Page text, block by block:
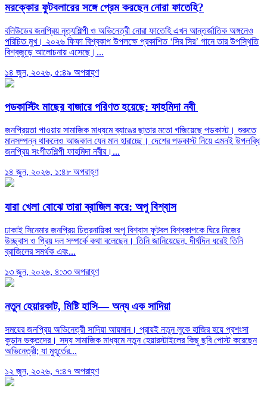
মরক্কোর ফুটবলারের সঙ্গে প্রেম করছেন নোরা ফাতেহি?
বলিউডের জনপ্রিয় নৃত্যশিল্পী ও অভিনেত্রী নোরা ফাতেহি এখন আন্তর্জাতিক অঙ্গনেও
পরিচিত মুখ। ২০২৬ ফিফা বিশ্বকাপ উপলক্ষে প্রকাশিত ‘সির সির’ গানে তার উপস্থিতি
বিশ্বজুড়ে আলোচনায় এসেছে।...
১৪ জুন, ২০২৬, ৫:৪৯ অপরাহ্ণ
পডকাস্টিং মাছের বাজারে পরিণত হয়েছে: ফাহমিদা নবী
জনপ্রিয়তা পাওয়ায় সামাজিক মাধ্যমে ব্যাঙের ছাতার মতো গজিয়েছে পডকাস্ট। শুরুতে
মানসম্পন্ন থাকলেও আজকাল যেন মান হারাচ্ছে। দেশের পডকাস্ট নিয়ে এমনই উপলব্ধি
জনপ্রিয় সংগীতশিল্পী ফাহমিদা নবীর।...
১৪ জুন, ২০২৬, ১:৪৮ অপরাহ্ণ
যারা খেলা বোঝে তারা ব্রাজিল করে: অপু বিশ্বাস
ঢাকাই সিনেমার জনপ্রিয় চিত্রনায়িকা অপু বিশ্বাস ফুটবল বিশ্বকাপকে ঘিরে নিজের
উচ্ছ্বাস ও প্রিয় দল সম্পর্কে কথা বলেছেন। তিনি জানিয়েছেন, দীর্ঘদিন ধরেই তিনি
ব্রাজিলের সমর্থক এবং...
১৩ জুন, ২০২৬, ৪:৩৩ অপরাহ্ণ
নতুন হেয়ারকাট, মিষ্টি হাসি— অন্য এক সাদিয়া
সময়ের জনপ্রিয় অভিনেত্রী সাদিয়া আয়মান। প্রায়ই নতুন লুকে হাজির হয়ে প্রশংসা
কুড়ান ভক্তদের। সদ্য সামাজিক মাধ্যমে নতুন হেয়ারস্টাইলের কিছু ছবি পোস্ট করেছেন
অভিনেত্রী; যা মুহূর্তের...
১২ জুন, ২০২৬, ৭:৪৭ অপরাহ্ণ